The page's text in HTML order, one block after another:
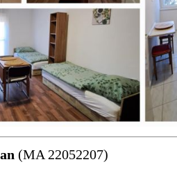
(MA 22052207)